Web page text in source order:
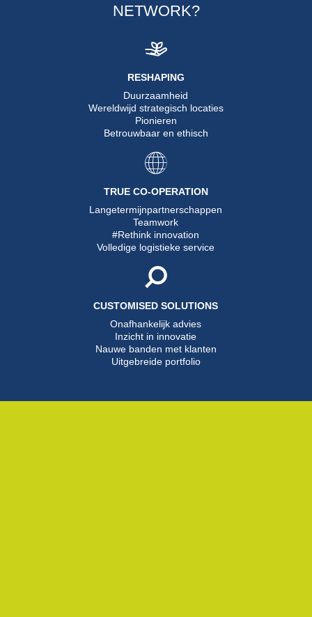
NETWORK?
RESHAPING
Duurzaamheid
Wereldwijd strategisch locaties
Pionieren
Betrouwbaar en ethisch
TRUE CO-OPERATION
Langetermijnpartnerschappen
Teamwork
#Rethink innovation
Volledige logistieke service
CUSTOMISED SOLUTIONS
Onafhankelijk advies
Inzicht in innovatie
Nauwe banden met klanten
Uitgebreide portfolio